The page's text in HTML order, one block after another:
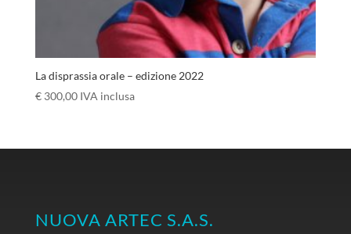
La disprassia orale – edizione 2022
€300,00 IVA inclusa
NUOVA ARTEC S.A.S.